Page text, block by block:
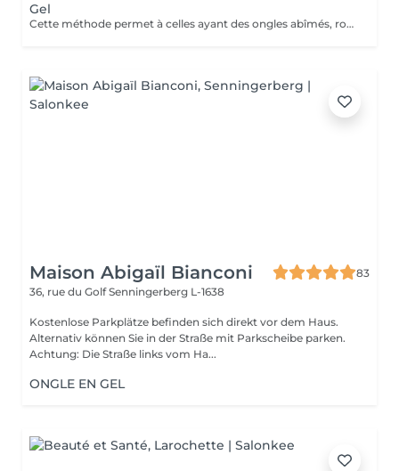
Gel
Cette méthode permet à celles ayant des ongles abîmés, rongés, cassants, de retrouver de très jolies mains. En rallongement ou en simple gainage, le gel apportera solidité à vos ongles, et une couleur longue durée
Maison Abigaïl Bianconi
83
36, rue du GolfSenningerberg L-1638
Kostenlose Parkplätze befinden sich direkt vor dem Haus.
Alternativ können Sie in der Straße mit Parkscheibe parken.
Achtung: Die Straße links vom Ha...
ONGLE EN GEL